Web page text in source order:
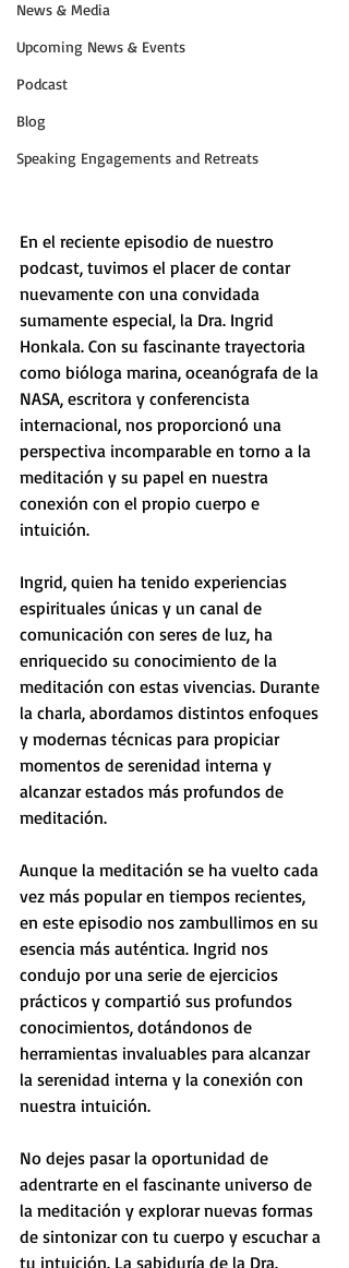
News & Media
Upcoming News & Events
Podcast
Blog
Speaking Engagements and Retreats
En el reciente episodio de nuestro
podcast, tuvimos el placer de contar
nuevamente con una convidada
sumamente especial, la Dra. Ingrid
Honkala. Con su fascinante trayectoria
como bióloga marina, oceanógrafa de la
NASA, escritora y conferencista
internacional, nos proporcionó una
perspectiva incomparable en torno a la
meditación y su papel en nuestra
conexión con el propio cuerpo e
intuición.
Ingrid, quien ha tenido experiencias
espirituales únicas y un canal de
comunicación con seres de luz, ha
enriquecido su conocimiento de la
meditación con estas vivencias. Durante
la charla, abordamos distintos enfoques
y modernas técnicas para propiciar
momentos de serenidad interna y
alcanzar estados más profundos de
meditación.
Aunque la meditación se ha vuelto cada
vez más popular en tiempos recientes,
en este episodio nos zambullimos en su
esencia más auténtica. Ingrid nos
condujo por una serie de ejercicios
prácticos y compartió sus profundos
conocimientos, dotándonos de
herramientas invaluables para alcanzar
la serenidad interna y la conexión con
nuestra intuición.
No dejes pasar la oportunidad de
adentrarte en el fascinante universo de
la meditación y explorar nuevas formas
de sintonizar con tu cuerpo y escuchar a
tu intuición. La sabiduría de la Dra.